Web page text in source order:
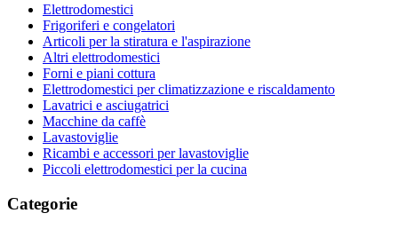
Elettrodomestici
Frigoriferi e congelatori
Articoli per la stiratura e l'aspirazione
Altri elettrodomestici
Forni e piani cottura
Elettrodomestici per climatizzazione e riscaldamento
Lavatrici e asciugatrici
Macchine da caffè
Lavastoviglie
Ricambi e accessori per lavastoviglie
Piccoli elettrodomestici per la cucina
Categorie